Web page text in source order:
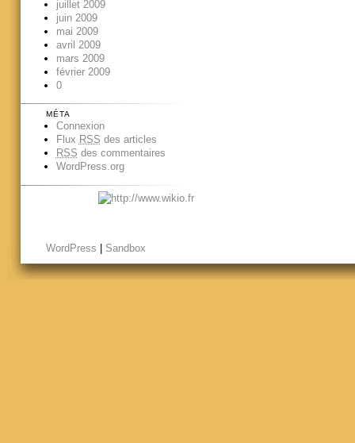
juillet 2009
juin 2009
mai 2009
avril 2009
mars 2009
février 2009
0
MÉTA
Connexion
Flux RSS des articles
RSS des commentaires
WordPress.org
WordPress Sandbox